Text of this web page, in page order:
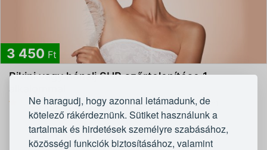
Ne haragudj, hogy azonnal letámadunk, de
kötelező rákérdeznünk. Sütiket használunk a
tartalmak és hirdetések személyre szabásához,
közösségi funkciók biztosításához, valamint
3 450 Ft
Bikini vagy hónalj SHR szőrtelenítése 1
alkalommal
5/5Vanília Szépségszalon - Budapest - VII. kerület
1 2